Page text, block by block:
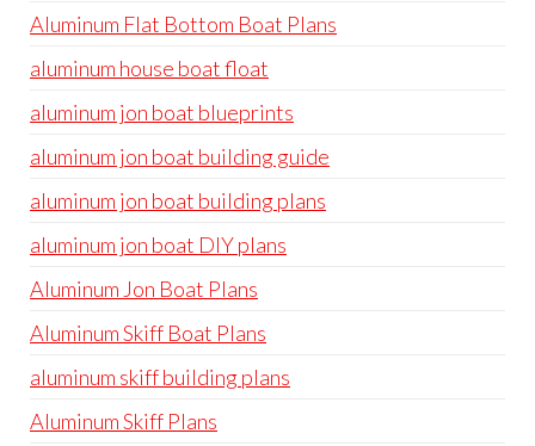
Aluminum Flat Bottom Boat Plans
aluminum house boat float
aluminum jon boat blueprints
aluminum jon boat building guide
aluminum jon boat building plans
aluminum jon boat DIY plans
Aluminum Jon Boat Plans
Aluminum Skiff Boat Plans
aluminum skiff building plans
Aluminum Skiff Plans